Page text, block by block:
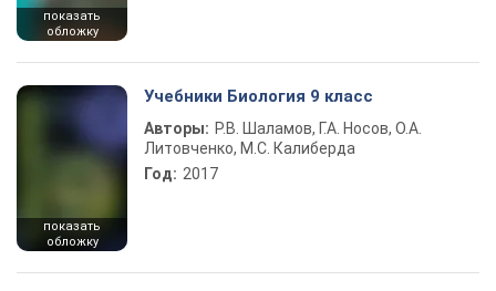
показать
обложку
показать
обложку
Учебники Биология 9 класс
Авторы: Р.В. Шаламов, Г.А. Носов, О.А.
Литовченко, М.С. Калиберда
Год: 2017